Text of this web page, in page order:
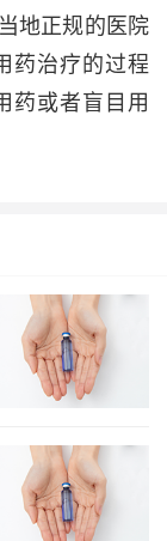
地正规的医院
药治疗的过程
药或者盲目用